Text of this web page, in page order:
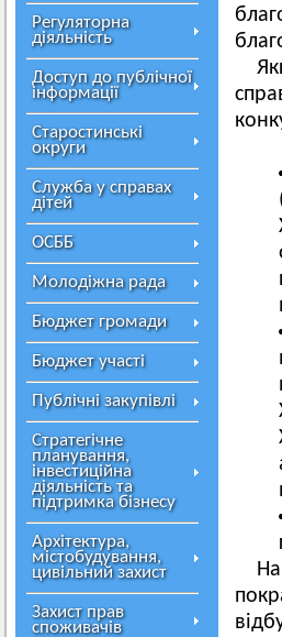
Регуляторна
діяльність
Доступ до публічної
інформації
Старостинські
округи
Служба у справах
дітей
ОСББ
Молодіжна рада
Бюджет громади
Бюджет участі
Публічні закупівлі
Стратегічне
планування,
інвестиційна
діяльність та
підтримка бізнесу
Архітектура,
містобудування,
цивільний захист
Захист прав
споживачів